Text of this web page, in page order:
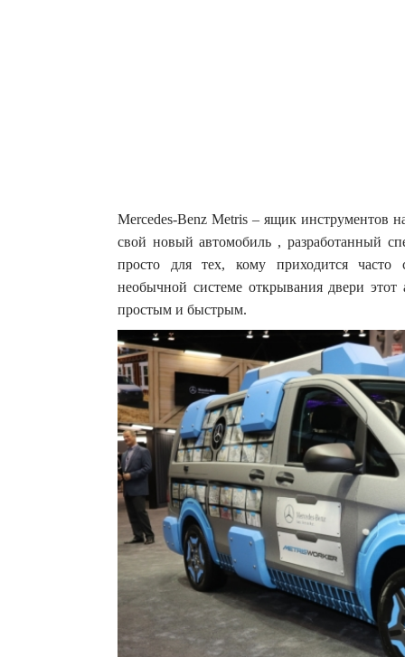
Mercedes-Benz Мetris – ящик инструментов
свой новый автомобиль , разработанный
просто для тех, кому приходится часто
необычной системе открывания двери этот
простым и быстрым.